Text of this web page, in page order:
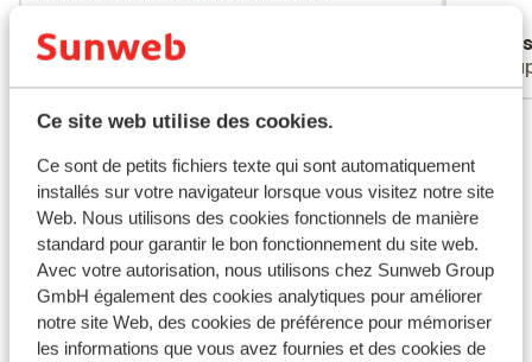
Ce site web utilise des cookies.
Ce sont de petits fichiers texte qui sont automatiquement
installés sur votre navigateur lorsque vous visitez notre site
Web. Nous utilisons des cookies fonctionnels de manière
standard pour garantir le bon fonctionnement du site web.
Avec votre autorisation, nous utilisons chez Sunweb Group
GmbH également des cookies analytiques pour améliorer
notre site Web, des cookies de préférence pour mémoriser
les informations que vous avez fournies et des cookies de
zeer ruimte ontbijt buffet klaar. Ook is het
auto te huren.
Frank van Rijssen
Couples
Voir tous les 16 avis
Autres hébergements - Gran Canaria
Hôtel Royal Hideaway Santa Catalina
Hôtel Santa Monica Suites